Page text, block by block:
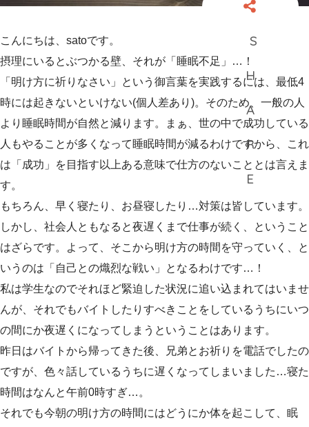
こんにちは、satoです。
摂理にいるとぶつかる壁、それが「睡眠不足」…！
「明け方に祈りなさい」という御言葉を実践するには、最低4
時には起きないといけない(個人差あり)。そのため、一般の人
より睡眠時間が自然と減ります。まぁ、世の中で成功している
人もやることが多くなって睡眠時間が減るわけですから、これ
は「成功」を目指す以上ある意味で仕方のないこととは言えま
す。
もちろん、早く寝たり、お昼寝したり…対策は皆しています。
しかし、社会人ともなると夜遅くまで仕事が続く、ということ
はざらです。よって、そこから明け方の時間を守っていく、と
いうのは「自己との熾烈な戦い」となるわけです…！
私は学生なのでそれほど緊迫した状況に追い込まれてはいませ
んが、それでもバイトしたりすべきことをしているうちにいつ
の間にか夜遅くになってしまうということはあります。
昨日はバイトから帰ってきた後、兄弟とお祈りを電話でしたの
ですが、色々話しているうちに遅くなってしまいました…寝た
時間はなんと午前0時すぎ…。
それでも今朝の明け方の時間にはどうにか体を起こして、眠